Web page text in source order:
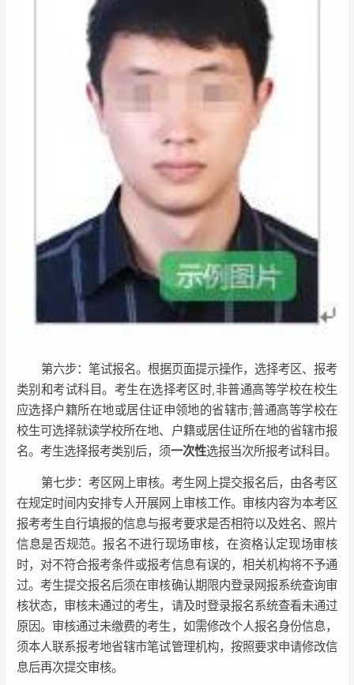
第六步：笔试报名。根据页面提示操作，选择考区、报考
类别和考试科目。考生在选择考区时,非普通高等学校在校生
应选择户籍所在地或居住证申领地的省辖市;普通高等学校在
校生可选择就读学校所在地、户籍或居住证所在地的省辖市报
名。考生选择报考类别后，须一次性选报当次所报考试科目。
第七步：考区网上审核。考生网上提交报名后，由各考区
在规定时间内安排专人开展网上审核工作。审核内容为本考区
报考考生自行填报的信息与报考要求是否相符以及姓名、照片
信息是否规范。报名不进行现场审核，在资格认定现场审核
时，对不符合报考条件或报考信息有误的，相关机构将不予通
过。考生提交报名后须在审核确认期限内登录网报系统查询审
核状态，审核未通过的考生，请及时登录报名系统查看未通过
原因。审核通过未缴费的考生，如需修改个人报名身份信息，
须本人联系报考地省辖市笔试管理机构，按照要求申请修改信
息后再次提交审核。